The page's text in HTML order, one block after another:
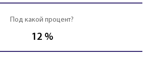
Под какой процент?
12 %